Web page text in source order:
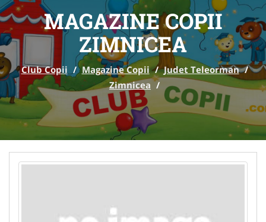
MAGAZINE COPII
ZIMNICEA
Club Copii / Magazine Copii / Judet Teleorman /
Zimnicea /